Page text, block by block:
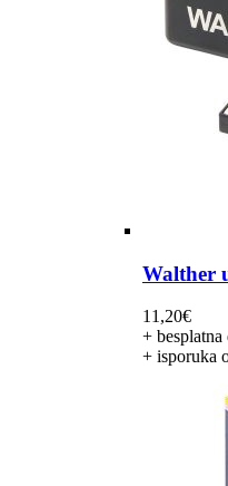
Walther
11,20€
+ besplatna
+ isporuka